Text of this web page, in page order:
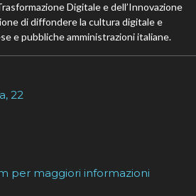
Digitale e dell’Innovazione
di diffondere la cultura digitale e
e pubbliche amministrazioni italiane.
22
per maggiori informazioni